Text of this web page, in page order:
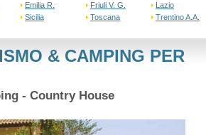
Emilia R. Friuli V. G. Lazio
Sicilia Toscana Trentino A.A.
& CAMPING PER
- Country House